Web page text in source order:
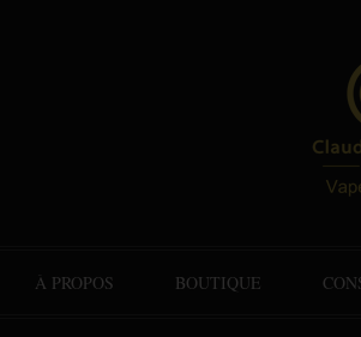
À PROPOS BOUTIQUE